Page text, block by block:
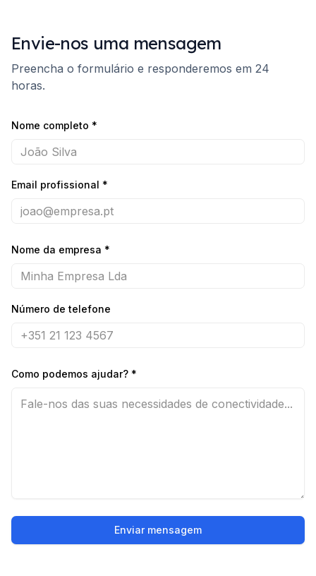
Envie-nos uma mensagem
Preencha o formulário e responderemos em 24
horas.
Nome completo *
Email profissional *
Nome da empresa *
Número de telefone
Como podemos ajudar? *
Enviar mensagem